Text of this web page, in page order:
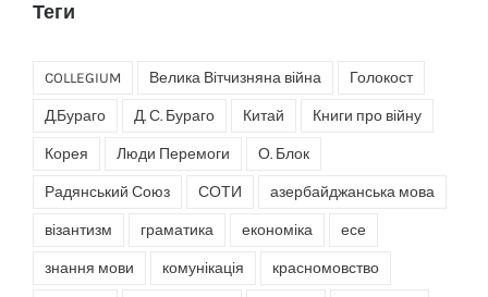
Теги
COLLEGIUM Велика Вітчизняна війна Голокост
Д.Бураго Д. С. Бураго Китай Книги про війну
Корея Люди Перемоги О. Блок
Радянський Союз СОТИ азербайджанська мова
візантизм граматика економіка есе
знання мови комунікація красномовство